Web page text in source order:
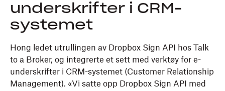
underskrifter i CRM-
systemet
Hong ledet utrullingen av Dropbox Sign API hos Talk
to a Broker, og integrerte et sett med verktøy for e-
underskrifter i CRM-systemet (Customer Relationship
Management). «Vi satte opp Dropbox Sign API med